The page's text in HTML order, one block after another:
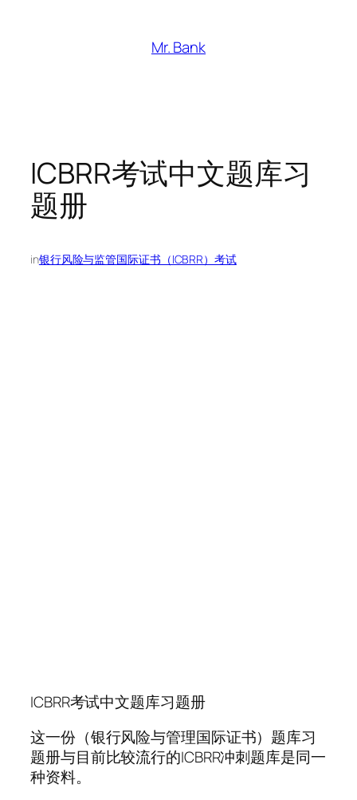
Mr. Bank
ICBRR考试中文题库习
题册
in银行风险与监管国际证书（ICBRR）考试
ICBRR考试中文题库习题册
这一份（银行风险与管理国际证书）题库习
题册与目前比较流行的ICBRR冲刺题库是同一
种资料。